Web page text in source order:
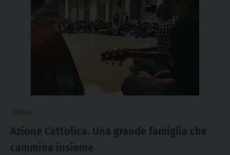
Azione Cattolica. Una grande famiglia che
cammina insieme